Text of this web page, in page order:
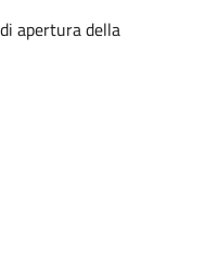
apertura della